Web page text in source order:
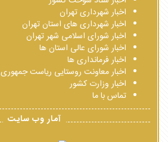
اخبار شهرداری تهران
اخبار شهرداری های استان تهران
اخبار شورای اسلامی شهر تهران
اخبار شورای عالی استان ها
اخبار فرمانداری ها
اخبار معاونت روستایی ریاست جمهوری
اخبار وزارت کشور
تماس با ما
آمار وب سایت